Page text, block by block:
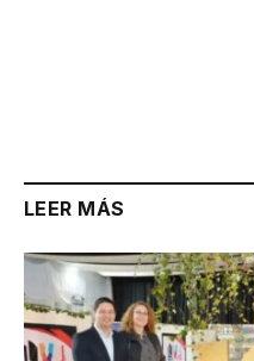
LEER MÁS